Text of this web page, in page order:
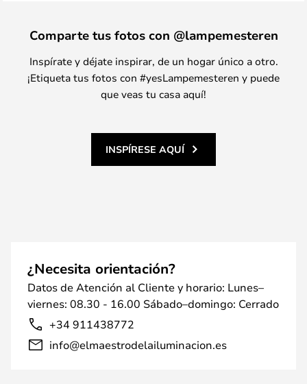
Comparte tus fotos con @lampemesteren
Inspírate y déjate inspirar, de un hogar único a otro.
¡Etiqueta tus fotos con #yesLampemesteren y puede
que veas tu casa aquí!
INSPÍRESE AQUÍ
¿Necesita orientación?
Datos de Atención al Cliente y horario: Lunes–
viernes: 08.30 - 16.00 Sábado–domingo: Cerrado
+34 911438772
info@elmaestrodelailuminacion.es